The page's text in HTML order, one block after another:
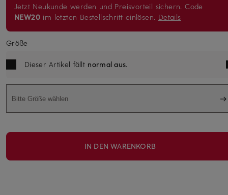
Jetzt Neukunde werden und Preisvorteil sichern. Code
NEW20 im letzten Bestellschritt einlösen. Details
Größe
Dieser Artikel fällt normal aus.
Bitte Größe wählen
IN DEN WARENKORB